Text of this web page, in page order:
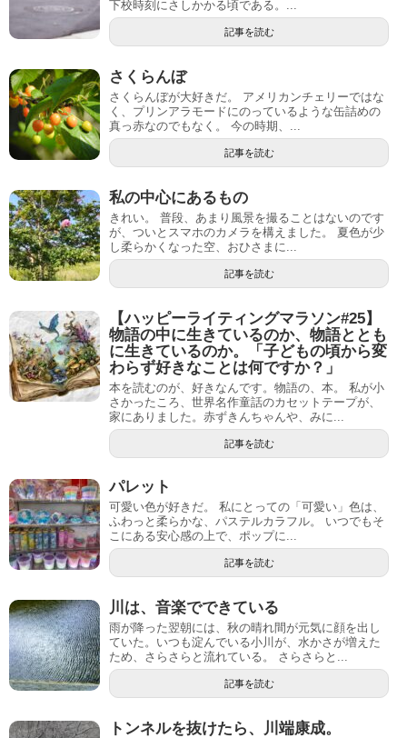
下校時刻にさしかかる頃である。...
記事を読む
さくらんぼ
さくらんぼが大好きだ。 アメリカンチェリーではな
く、プリンアラモードにのっているような缶詰めの
真っ赤なのでもなく。 今の時期、...
記事を読む
私の中心にあるもの
きれい。 普段、あまり風景を撮ることはないのです
が、ついとスマホのカメラを構えました。 夏色が少
し柔らかくなった空、おひさまに...
記事を読む
【ハッピーライティングマラソン#25】
物語の中に生きているのか、物語ととも
に生きているのか。「子どもの頃から変
わらず好きなことは何ですか？」
本を読むのが、好きなんです。物語の、本。 私が小
さかったころ、世界名作童話のカセットテープが、
家にありました。赤ずきんちゃんや、みに...
記事を読む
パレット
可愛い色が好きだ。 私にとっての「可愛い」色は、
ふわっと柔らかな、パステルカラフル。 いつでもそ
こにある安心感の上で、ポップに...
記事を読む
川は、音楽でできている
雨が降った翌朝には、秋の晴れ間が元気に顔を出し
ていた。いつも淀んでいる小川が、水かさが増えた
ため、さらさらと流れている。 さらさらと...
記事を読む
トンネルを抜けたら、川端康成。